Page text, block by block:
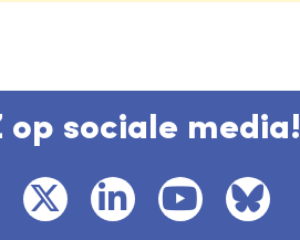
op sociale media!